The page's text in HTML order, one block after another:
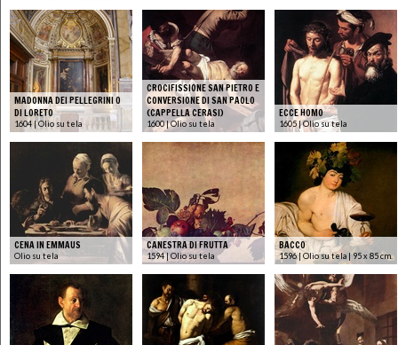
MADONNA DEI PELLEGRINI O
DI LORETO
1604 | Olio su tela
CROCIFISSIONE SAN PIETRO E
CONVERSIONE DI SAN PAOLO
(CAPPELLA CERASI)
1600 | Olio su tela
ECCE HOMO
1605 | Olio su tela
CENA IN EMMAUS
Olio su tela
CANESTRA DI FRUTTA
1594 | Olio su tela
BACCO
1596 | Olio su tela | 95 x 85 cm.